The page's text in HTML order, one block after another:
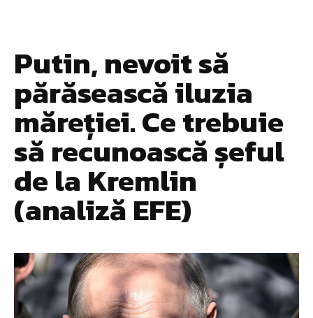
Putin, nevoit să
părăsească iluzia
măreției. Ce trebuie
să recunoască șeful
de la Kremlin
(analiză EFE)